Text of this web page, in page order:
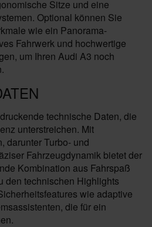
Sitze und eine
Optional können Sie
wie ein Panorama-
Fahrwerk und hochwertige
um Ihren Audi A3 noch
technische Daten, die
unterstreichen. Mit
darunter Turbo- und
Fahrzeugdynamik bietet der
Kombination aus Fahrspaß
den technischen Highlights
wie adaptive
die für ein